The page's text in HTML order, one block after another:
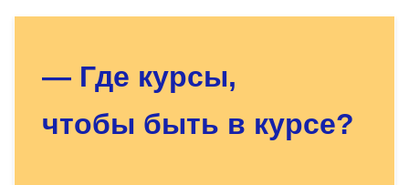
— Где курсы,
чтобы быть в курсе?
для Вас нужный курс!